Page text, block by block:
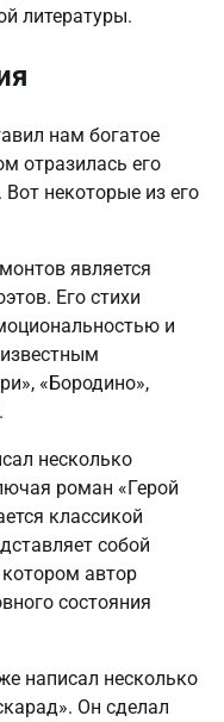
литературы.
нам богатое
отразилась его
некоторые из его
является
Его стихи
и
«Бородино»,
несколько
роман «Герой
классикой
собой
автор
состояния
написал несколько
Он сделал